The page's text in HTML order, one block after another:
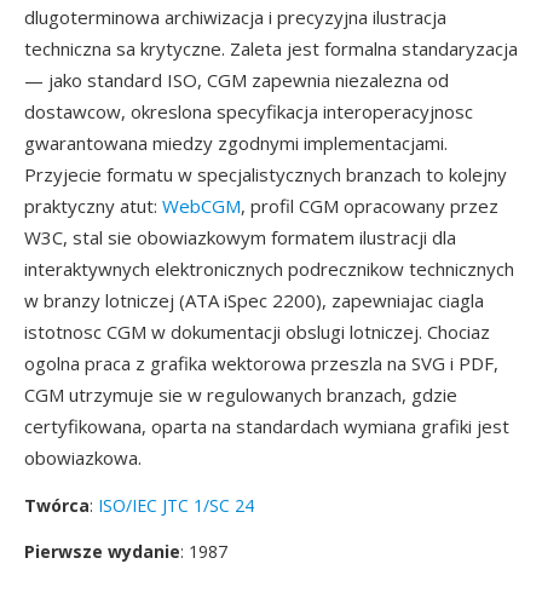
dlugoterminowa archiwizacja i precyzyjna ilustracja
techniczna sa krytyczne. Zaleta jest formalna standaryzacja
— jako standard ISO, CGM zapewnia niezalezna od
dostawcow, okreslona specyfikacja interoperacyjnosc
gwarantowana miedzy zgodnymi implementacjami.
Przyjecie formatu w specjalistycznych branzach to kolejny
praktyczny atut: WebCGM, profil CGM opracowany przez
W3C, stal sie obowiazkowym formatem ilustracji dla
interaktywnych elektronicznych podrecznikow technicznych
w branzy lotniczej (ATA iSpec 2200), zapewniajac ciagla
istotnosc CGM w dokumentacji obslugi lotniczej. Chociaz
ogolna praca z grafika wektorowa przeszla na SVG i PDF,
CGM utrzymuje sie w regulowanych branzach, gdzie
certyfikowana, oparta na standardach wymiana grafiki jest
obowiazkowa.
Twórca: ISO/IEC JTC 1/SC 24
Pierwsze wydanie: 1987